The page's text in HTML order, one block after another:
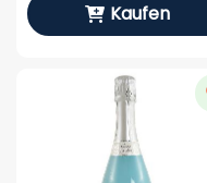
Kaufen